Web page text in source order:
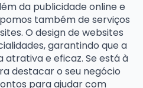
da publicidade online e
também de serviços
O design de websites
garantindo que a
atrativa e eficaz. Se está à
destacar o seu negócio
para ajudar com